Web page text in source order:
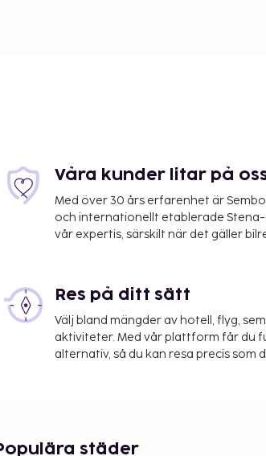
Våra kunder litar på
Med över 30 års erfarenhet är
och internationellt etablerade
vår expertis, särskilt när det gäller
Res på ditt sätt
Välj bland mängder av hotell, flyg,
aktiviteter. Med vår plattform får du
alternativ, så du kan resa precis som
städer